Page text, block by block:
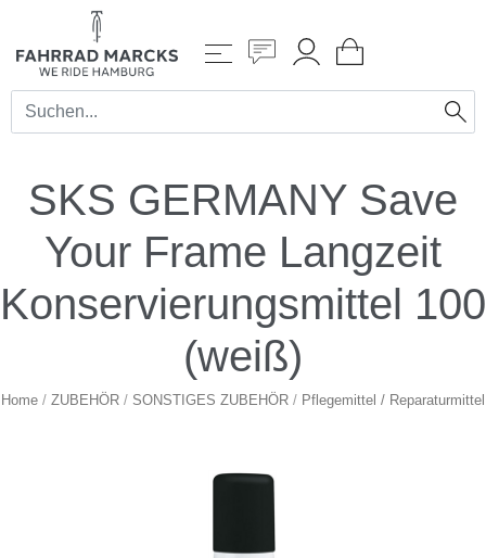
SKS GERMANY Save
Your Frame Langzeit
Konservierungsmittel 100
(weiß)
Home / ZUBEHÖR / SONSTIGES ZUBEHÖR / Pflegemittel / Reparaturmittel